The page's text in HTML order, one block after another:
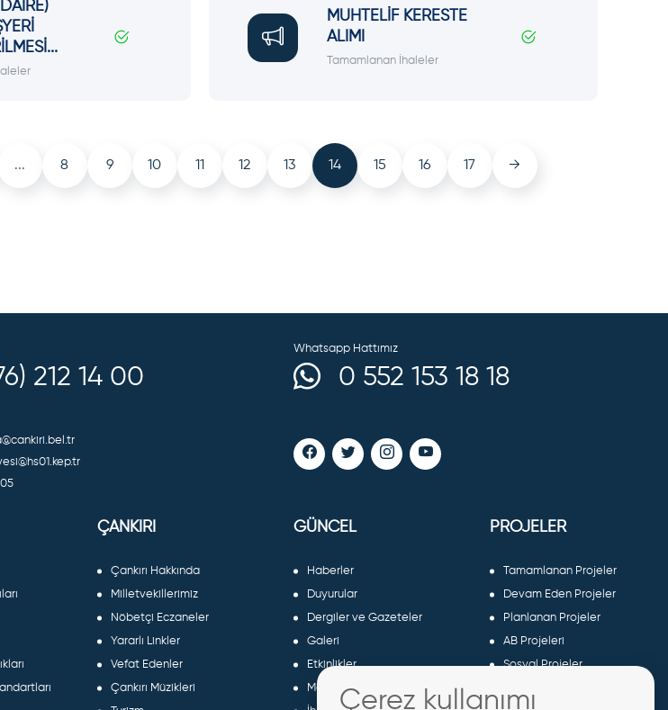
MUHTELİF KERESTE
ALIMI
Tamamlanan İhaleler
... 8 9 10 11 12 13 14 15 16 17 →
212 14 00
Whatsapp Hattımız
0 552 153 18 18
ÇANKIRI
Çankırı Hakkında
Milletvekillerimiz
Nöbetçi Eczaneler
Yararlı Linkler
Vefat Edenler
Çankırı Müzikleri
GÜNCEL
Haberler
Duyurular
Dergiler ve Gazeteler
Galeri
Etkinlikler
Meclis Kararları
PROJELER
Tamamlanan Projeler
Devam Eden Projeler
Planlanan Projeler
AB Projeleri
Sosyal Projeler
Çerez kullanımı